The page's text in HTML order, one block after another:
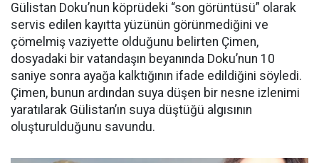
Gülistan Doku’nun köprüdeki “son görüntüsü” olarak
servis edilen kayıtta yüzünün görünmediğini ve
çömelmiş vaziyette olduğunu belirten Çimen,
dosyadaki bir vatandaşın beyanında Doku’nun 10
saniye sonra ayağa kalktığının ifade edildiğini söyledi.
Çimen, bunun ardından suya düşen bir nesne izlenimi
yaratılarak Gülistan’ın suya düştüğü algısının
oluşturulduğunu savundu.